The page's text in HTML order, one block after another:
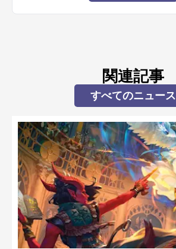
関連記事
すべてのニュース